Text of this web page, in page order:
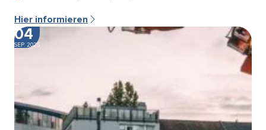
Hier informieren
04
SEP. 2026